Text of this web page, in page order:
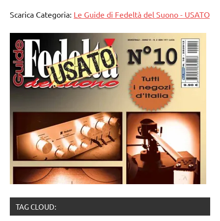
Scarica Categoria: Le Guide di Fedeltà del Suono - USATO
TAG CLOUD: